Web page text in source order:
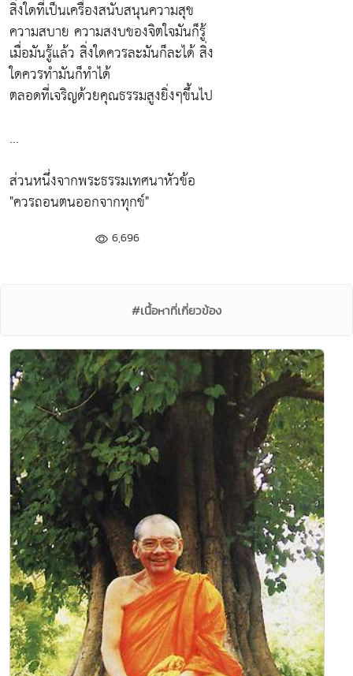
สิ่งใดที่เป็นเครื่องสนับสนุนความสุข
ความสบาย ความสงบของจิตใจมันก็รู้
เมื่อมันรู้แล้ว สิ่งใดควรละมันก็ละได้ สิ่ง
ใดควรทำมันก็ทำได้
ตลอดที่เจริญด้วยคุณธรรมสูงยิ่งๆขึ้นไป
...
ส่วนหนึ่งจากพระธรรมเทศนาหัวข้อ
"ควรถอนตนออกจากทุกข์"
6,696
#เนื้อหาที่เกี่ยวข้อง